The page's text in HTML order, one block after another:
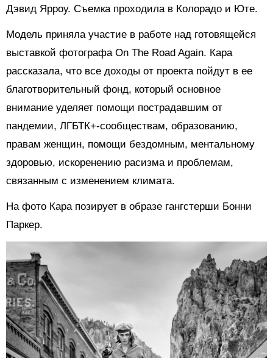
Дэвид Ярроу. Съемка проходила в Колорадо и Юте.
Модель приняла участие в работе над готовящейся
выставкой фотографа On The Road Again. Кара
рассказала, что все доходы от проекта пойдут в ее
благотворительный фонд, который основное
внимание уделяет помощи пострадавшим от
пандемии, ЛГБТК+-сообществам, образованию,
правам женщин, помощи бездомным, ментальному
здоровью, искоренению расизма и проблемам,
связанным с изменением климата.
На фото Кара позирует в образе гангстерши Бонни
Паркер.